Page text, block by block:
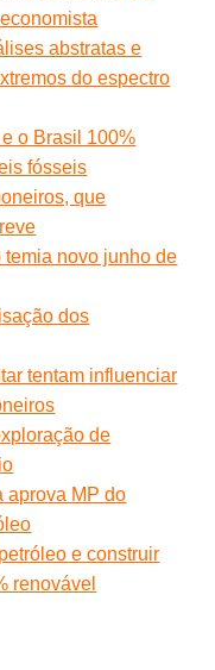
abstratas e
do espectro
o Brasil 100%
fósseis
que
novo junho de
dos
tentam influenciar
de
aprova MP do
e construir
renovável